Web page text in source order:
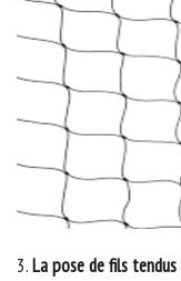
3.La pose de fils